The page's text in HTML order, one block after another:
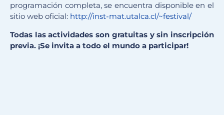
programación completa, se encuentra disponible en el
sitio web oficial: http://inst-mat.utalca.cl/~festival/
Todas las actividades son gratuitas y sin inscripción
previa. ¡Se invita a todo el mundo a participar!